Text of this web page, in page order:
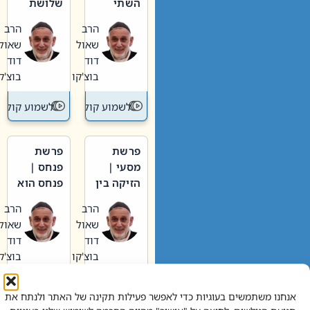
אנחנו משתמשים בעוגיות כדי לאפשר פעילות תקינה של האתר ולנתח את
וערב של
חיינו
הרב
שאול
דוד
בוצ'קו
לשמוע קול תורה – מדרש
האבות
הרב
שאול
דוד
בוצ'קו
לשמוע קול
פרשת
מסעי |
הזיקה בין
הגדול לעם הרב
שאול
דוד
בוצ'קו
לשמוע קול תורה – מדרש
פרשת
פנחס |
פנחס הוא
אליהו: בין
קנאות
הורסת
לקנאות
בונה
הרב
שאול
דוד
בוצ'קו
לשמוע קול